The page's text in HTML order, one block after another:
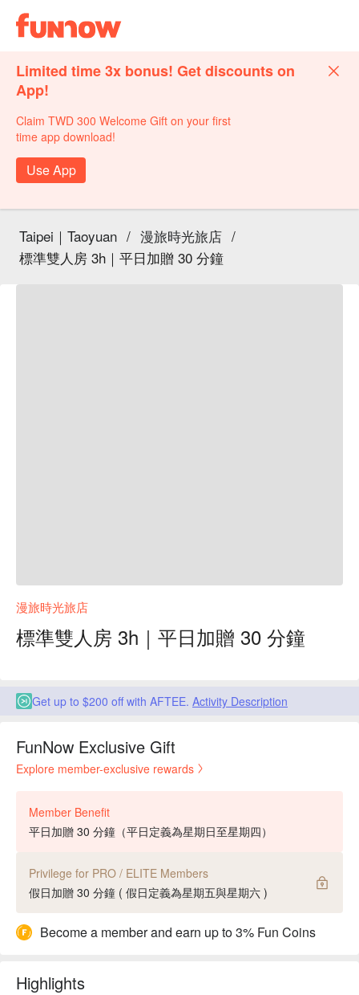
Limited time 3x bonus! Get discounts on
App!
Claim TWD 300 Welcome Gift on your first
time app download!
Use App
Taipei｜Taoyuan / 漫旅時光旅店 /
標準雙人房 3h｜平日加贈 30 分鐘
漫旅時光旅店
標準雙人房 3h｜平日加贈 30 分鐘
Get up to $200 off with AFTEE. Activity Description
FunNow Exclusive Gift
Explore member-exclusive rewards
Member Benefit
平日加贈 30 分鐘（平日定義為星期日至星期四）
Privilege for PRO / ELITE Members
假日加贈 30 分鐘 ( 假日定義為星期五與星期六 )
Become a member and earn up to 3% Fun Coins
Highlights